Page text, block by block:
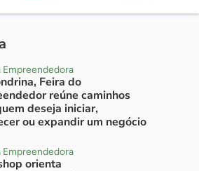
Empreendedora
Feira do
reúne caminhos
deseja iniciar,
ou expandir um negócio
Empreendedora
orienta